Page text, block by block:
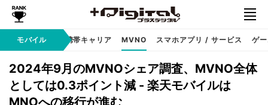
モバイル
Android 携帯キャリア MVNO スマホアプリ / サービス ゲ
2024年9月のMVNOシェア調査、MVNO全体
としては0.3ポイント減 - 楽天モバイルは
MNOへの移行が進む